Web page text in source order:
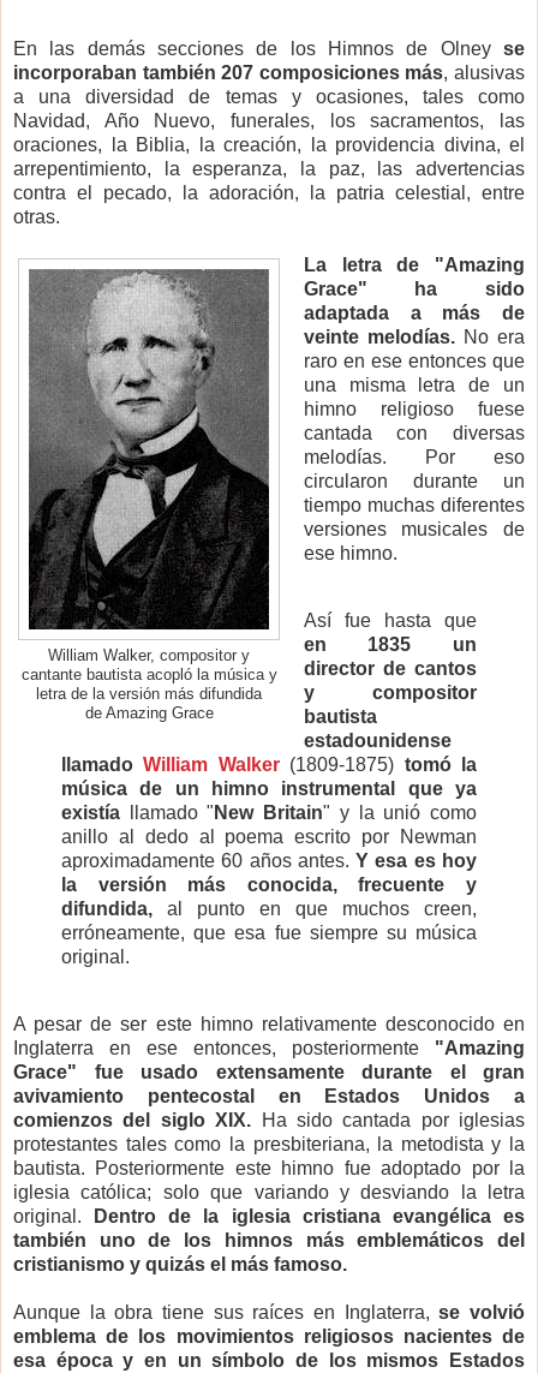
En las demás secciones de los Himnos de Olneyse
incorporaban también 207 composiciones más, alusivas
a una diversidad de temas y ocasiones, tales como
Navidad, Año Nuevo, funerales, los sacramentos, las
oraciones, la Biblia, la creación, la providencia divina, el
arrepentimiento, la esperanza, la paz, las advertencias
contra el pecado, la adoración, la patria celestial, entre
otras.
William Walker, compositor y
cantante bautista acopló la música y
letra de la versión más difundida
de Amazing Grace
La letra de "Amazing
Grace" ha sido
adaptada a más de
veinte melodías.No era
raro en ese entonces que
una misma letra de un
himno religioso fuese
cantada con diversas
melodías. Por eso
circularon durante un
tiempo muchas diferentes
versiones musicales de
ese himno.
Así fue hasta que
en 1835 un
director de cantos
y compositor
bautista
estadounidense
llamadoWilliam Walker (1809-1875) tomó la
música de un himno instrumental que ya
existía llamado " New Britain" y la unió como
anillo al dedo al poema escrito por Newman
aproximadamente 60 años antes.Y esa es hoy
la versión más conocida, frecuente y
difundida, al punto en que muchos creen,
erróneamente, que esa fue siempre su música
original.
A pesar de ser este himno relativamente desconocido en
Inglaterra en ese entonces, posteriormente "Amazing
Grace" fue usado extensamente durante el gran
avivamiento pentecostal en Estados Unidos a
comienzos del siglo XIX. Ha sido cantada por iglesias
protestantes tales como la presbiteriana, la metodista y la
bautista. Posteriormente este himno fue adoptado por la
iglesia católica; solo que variando y desviando la letra
original.
Dentro de la iglesia cristiana evangélica es
también uno de los himnos más emblemáticos del
cristianismo y quizás el más famoso.
Aunque la obra tiene sus raíces en Inglaterra,se volvió
emblema de los movimientos religiosos nacientes de
esa época y en un símbolo de los mismos Estados